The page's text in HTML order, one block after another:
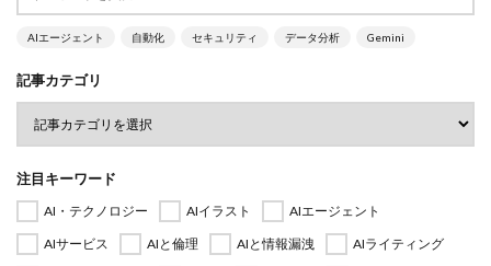
AIエージェント 自動化 セキュリティ データ分析 Gemini
記事カテゴリ
注目キーワード
AI・テクノロジー AIイラスト
AIエージェント
AIサービス
AIと倫理 AIと情報漏洩
AIライティング